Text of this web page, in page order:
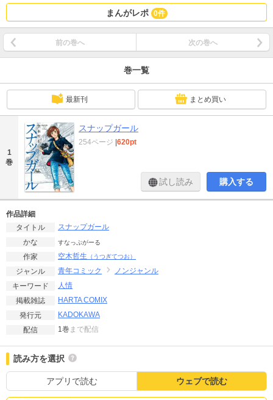
まんがレポ 0件
前の巻へ 次の巻へ
巻一覧
最新刊 まとめ買い
1
巻
スナップガール
254ページ |620pt
試し読み 購入する
作品詳細
タイトル
スナップガール
かな
すなっぷがーる
作家 空木哲生 （うつぎてつお）
ジャンル 青年コミック
ノンジャンル
キーワード
人情
掲載雑誌
HARTA COMIX
発行元
KADOKAWA
配信
1巻 まで配信
読み方を選択
アプリで読む ウェブで読む